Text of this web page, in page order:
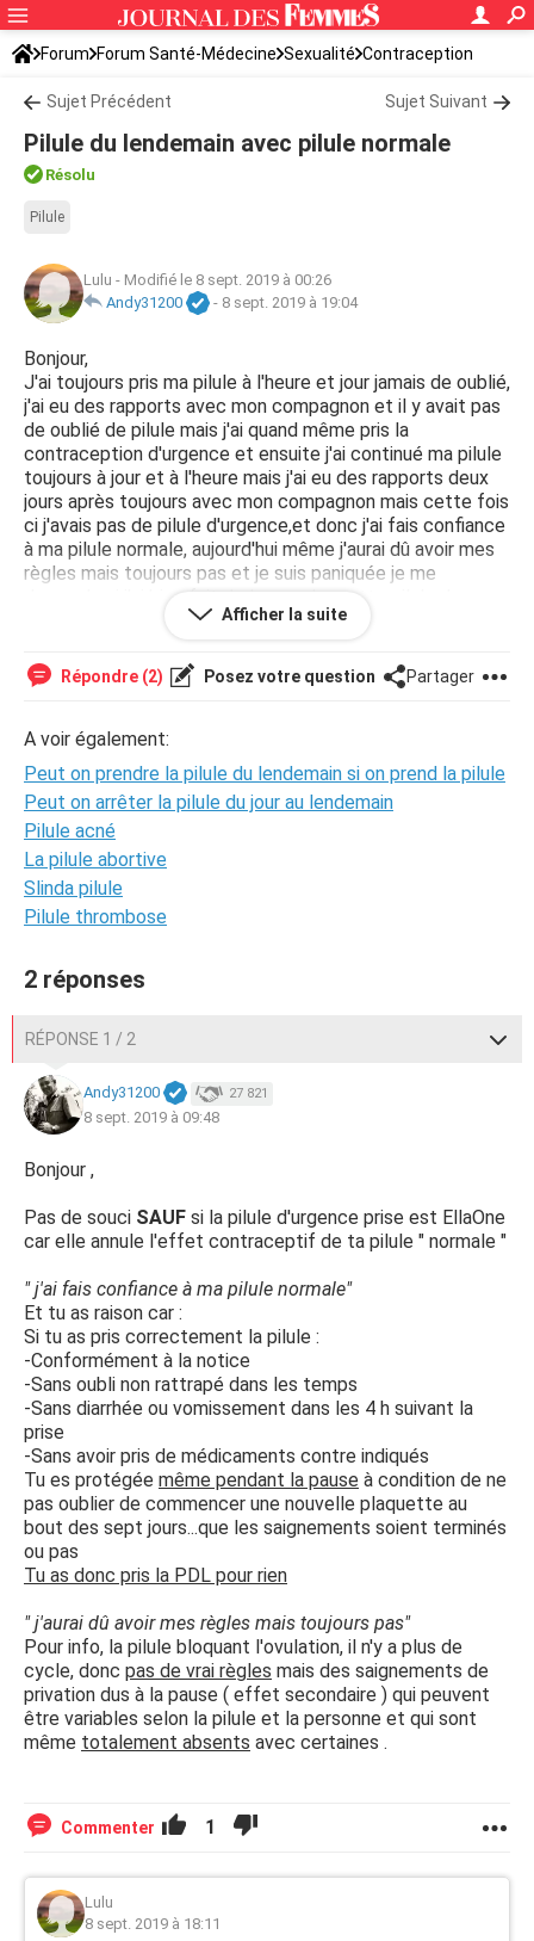
Forum Forum Santé-Médecine Sexualité Contraception
Sujet Précédent Sujet Suivant
Pilule du lendemain avec pilule normale
Résolu
Pilule
Lulu - Modifié le 8 sept. 2019 à 00:26
Andy31200
- 8 sept. 2019 à 19:04
Bonjour,
J'ai toujours pris ma pilule à l'heure et jour jamais de oublié,
j'ai eu des rapports avec mon compagnon et il y avait pas
de oublié de pilule mais j'ai quand même pris la
contraception d'urgence et ensuite j'ai continué ma pilule
toujours à jour et à l'heure mais j'ai eu des rapports deux
jours après toujours avec mon compagnon mais cette fois
ci j'avais pas de pilule d'urgence,et donc j'ai fais confiance
à ma pilule normale, aujourd'hui même j'aurai dû avoir mes
règles mais toujours pas et je suis paniquée je me
demande si j'ai bien fait de la prendre cette pilule du
lendemain ou s'il fallait pas, j'aimerai savoir s'il y a des
Afficher la suite
Répondre (2) Posez votre question Partager
A voir également:
Peut on prendre la pilule du lendemain si on prend la pilule
Peut on arrêter la pilule du jour au lendemain
Pilule acné
La pilule abortive
Slinda pilule
Pilule thrombose
2 réponses
RÉPONSE 1 / 2
Andy31200 27 821
8 sept. 2019 à 09:48
Bonjour ,
Pas de souci SAUF si la pilule d'urgence prise est EllaOne
car elle annule l'effet contraceptif de ta pilule " normale "
" j'ai fais confiance à ma pilule normale"
Et tu as raison car :
Si tu as pris correctement la pilule :
-Conformément à la notice
-Sans oubli non rattrapé dans les temps
-Sans diarrhée ou vomissement dans les 4 h suivant la
prise
-Sans avoir pris de médicaments contre indiqués
Tu es protégée même pendant la pause à condition de ne
pas oublier de commencer une nouvelle plaquette au
bout des sept jours...que les saignements soient terminés
ou pas
Tu as donc pris la PDL pour rien
" j'aurai dû avoir mes règles mais toujours pas"
Pour info, la pilule bloquant l'ovulation, il n'y a plus de
cycle, donc pas de vrai règles mais des saignements de
privation dus à la pause ( effet secondaire ) qui peuvent
être variables selon la pilule et la personne et qui sont
même totalement absents avec certaines .
Commenter 1
Lulu
8 sept. 2019 à 18:11